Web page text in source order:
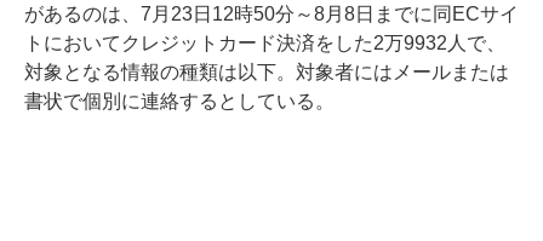
があるのは、7月23日12時50分～8月8日までに同ECサイ
トにおいてクレジットカード決済をした2万9932人で、
対象となる情報の種類は以下。対象者にはメールまたは
書状で個別に連絡するとしている。